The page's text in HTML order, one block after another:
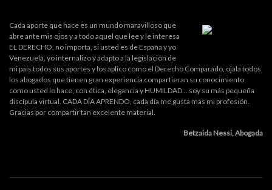
Cada aporte que hace es un mundo maravilloso que
abre ante mis ojos y a todo aquel que lee y le interesa
EL DERECHO, no importa, si usted es de España y yo
Venezuela, yo internalizo y adapto a la legislación de
mi país todos sus aportes y los aplico como el Derecho Comparado, ojala todos
los abogados que tienen gran experiencia compartieran su conocimiento
como usted lo hace, con ética, elegancia y HUMILDAD... soy su más pequeña
discípula virtual. CADA DÍA APRENDO, cada día me gusta mas mi profesión.
Gracias por compartir tan excelente material.
Betzaida Nessi, Abogada